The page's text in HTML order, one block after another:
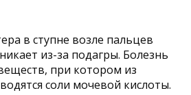
в ступне возле пальцев
из-за подагры. Болезнь
при котором из
соли мочевой кислоты.